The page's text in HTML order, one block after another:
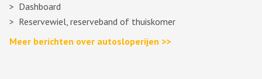
Dashboard
Reservewiel, reserveband of thuiskomer
Meer berichten over autosloperijen >>